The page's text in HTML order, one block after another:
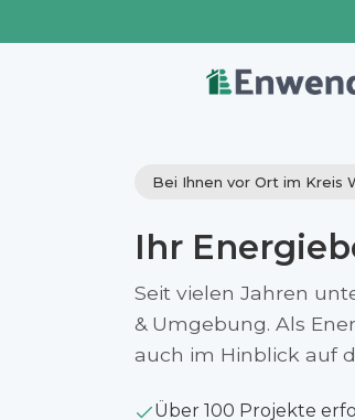
Bei Ihnen vor Ort im Kreis
Ihr
Seit vielen Jahren
& Umgebung. Als
auch im Hinblick auf
Über 100 Projekte